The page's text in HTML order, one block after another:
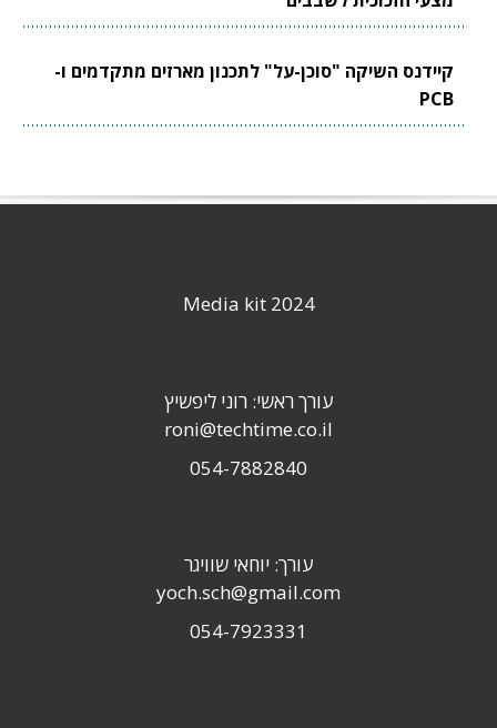
קיידנס השיקה "סוכן-על" לתכנון מארזים מתקדמים ו-
PCB
Media kit 2024
עורך ראשי: רוני ליפשיץ
roni@techtime.co.il
054-7882840
עורך: יוחאי שוויגר
yoch.sch@gmail.com
054-7923331